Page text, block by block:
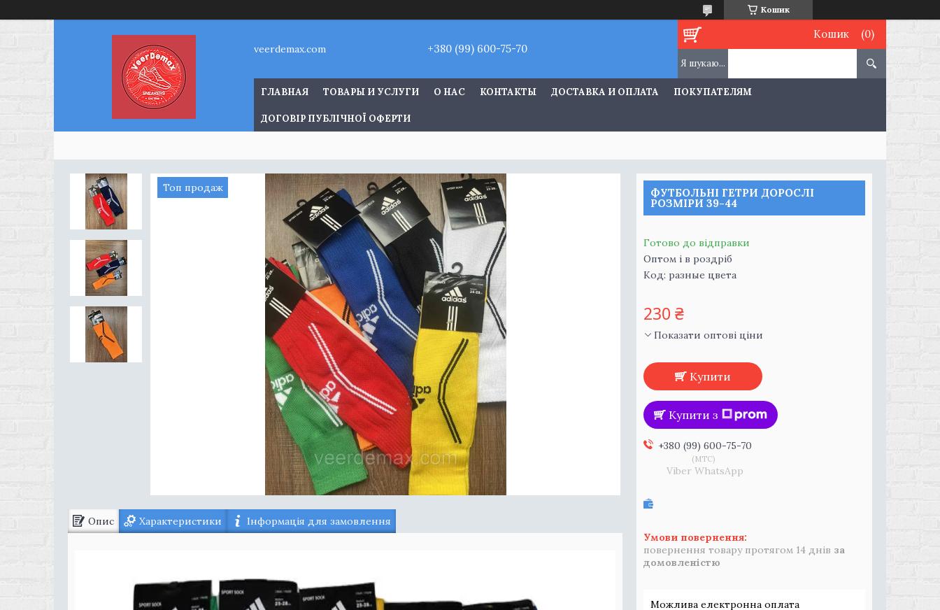
Кошик
veerdemax.com +380 (99) 600-75-70
Кошик
ГЛАВНАЯ ТОВАРЫ И УСЛУГИ О НАС КОНТАКТЫ ДОСТАВКА И ОПЛАТА ПОКУПАТЕЛЯМ
ДОГОВІР ПУБЛІЧНОЇ ОФЕРТИ
Топ продаж
Опис Характеристики Інформація для замовлення
ФУТБОЛЬНІ ГЕТРИ ДОРОСЛІ
РОЗМIРИ 39-44
Готово до відправки
Оптом і в роздріб
Код: разные цвета
230 ₴
Показати оптові ціни
Купити
Купити з
+380 (99) 600-75-70
MTC
Viber WhatsApp
повернення товару протягом 14 днів за
домовленістю